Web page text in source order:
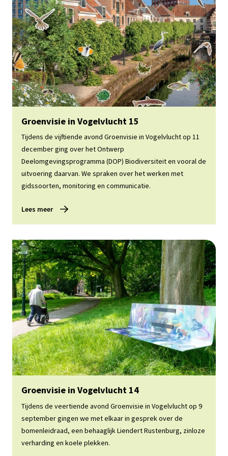
Lees meer
Groenvisie in Vogelvlucht 15
Tijdens de vijftiende avond Groenvisie in Vogelvlucht op 11
december ging over het Ontwerp
Deelomgevingsprogramma (DOP) Biodiversiteit en vooral de
uitvoering daarvan. We spraken over het werken met
gidssoorten, monitoring en communicatie.
Lees meer
Lees meer
Groenvisie in Vogelvlucht 14
Tijdens de veertiende avond Groenvisie in Vogelvlucht op 9
september gingen we met elkaar in gesprek over de
bomenleidraad, een behaaglijk Liendert Rustenburg, zinloze
verharding en koele plekken.